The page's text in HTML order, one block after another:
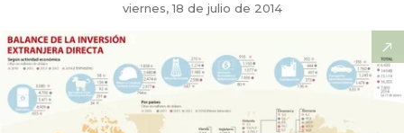
viernes, 18 de julio de 2014